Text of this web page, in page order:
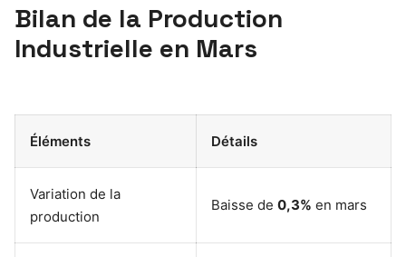
Bilan de la Production
Industrielle en Mars
Éléments Détails
Variation de la
production
Baisse de 0,3% en mars